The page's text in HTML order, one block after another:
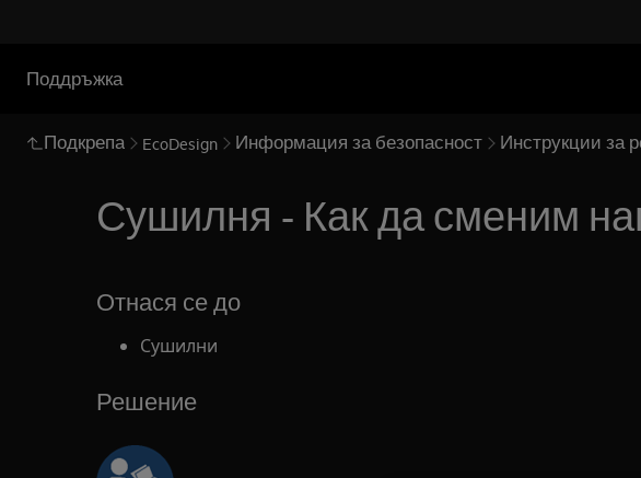
Поддръжка
Подкрепа EcoDesign Информация за безопасност Инструкции за
Сушилня - Как да сменим
Отнася се до
Сушилни
Решение